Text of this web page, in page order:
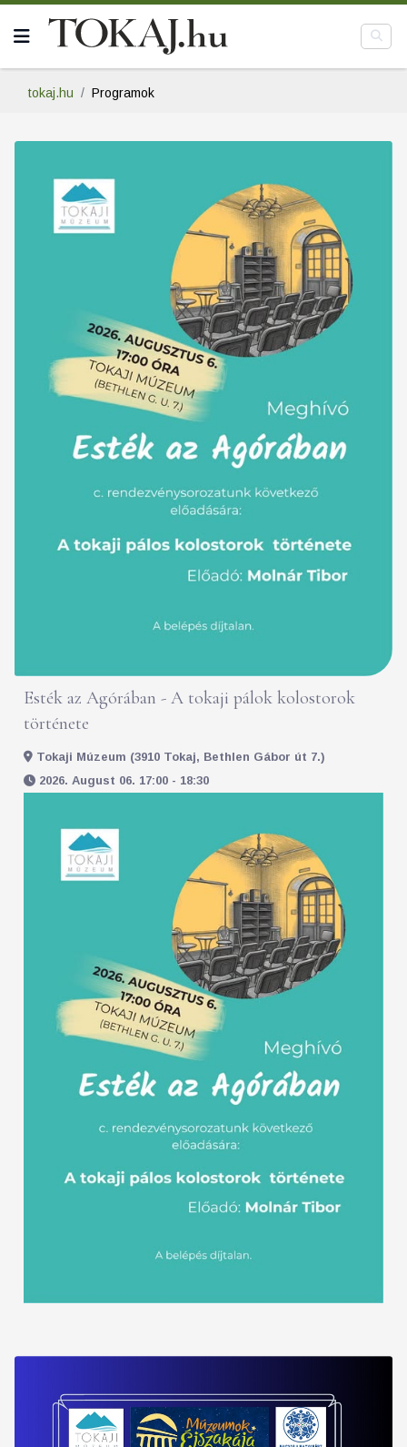
tokaj.hu Programok
Esték az Agórában - A tokaji pálok kolostorok
története
Tokaji Múzeum (3910 Tokaj, Bethlen Gábor út 7.)
2026. August 06. 17:00 - 18:30